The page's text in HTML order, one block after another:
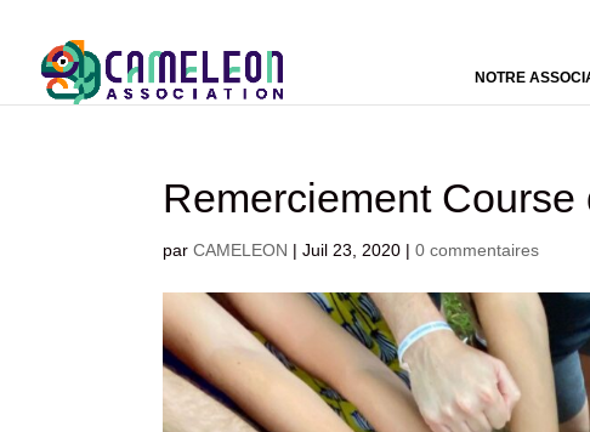
NOTRE
Remerciement
parCAMELEON |Juil 23, 2020 |0 commentaires